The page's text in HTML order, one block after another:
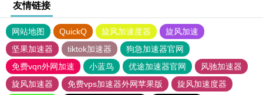
友情链接
网站地图 QuickQ 旋风加速度器
旋风加速
坚果加速器
tiktok加速器
狗急加速器官网
免费vqn外网加速
小蓝鸟 优途加速器官网
风驰加速器
旋风加速器
免费vps加速器外网苹果版
旋风加速度器